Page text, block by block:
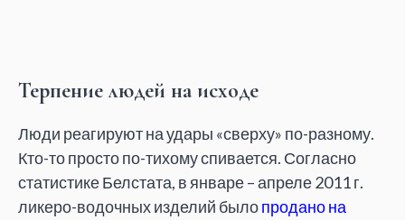
Терпение людей на исходе
Люди реагируют на удары «сверху» по-разному.
Кто-то просто по-тихому спивается. Согласно
статистике Белстата, в январе – апреле 2011 г.
ликеро-водочных изделий былопродано на